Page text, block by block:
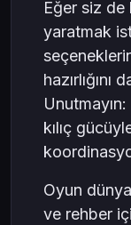
Eğer siz
yaratmak
kılıç
Oyun
ve rehber